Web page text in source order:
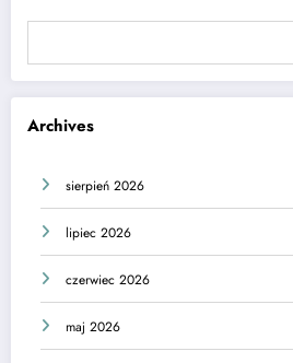
Archives
sierpień 2026
lipiec 2026
czerwiec 2026
maj 2026